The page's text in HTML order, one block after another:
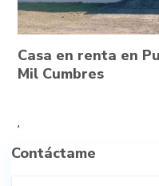
Casa en renta en
Mil Cumbres
,
Contáctame